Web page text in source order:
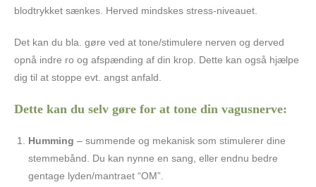
blodtrykket sænkes. Herved mindskes stress-niveauet.
Det kan du bla. gøre ved at tone/stimulere nerven og derved
opnå indre ro og afspænding af din krop. Dette kan også hjælpe
dig til at stoppe evt. angst anfald.
Dette kan du selv gøre for at tone din vagusnerve:
Humming – summende og mekanisk som stimulerer dine
stemmebånd. Du kan nynne en sang, eller endnu bedre
gentage lyden/mantraet “OM”.